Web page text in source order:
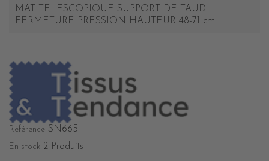
MAT TELESCOPIQUE SUPPORT DE TAUD
FERMETURE PRESSION HAUTEUR 48-71 cm
Référence SN665
En stock 2 Produits